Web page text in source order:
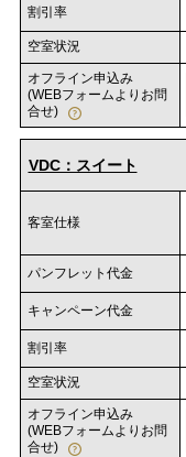
割引率
空室状況
オフライン申込み
(WEBフォームよりお問
合せ)
VDC：スイート
客室仕様
パンフレット代金
キャンペーン代金
割引率
空室状況
オフライン申込み
(WEBフォームよりお問
合せ)